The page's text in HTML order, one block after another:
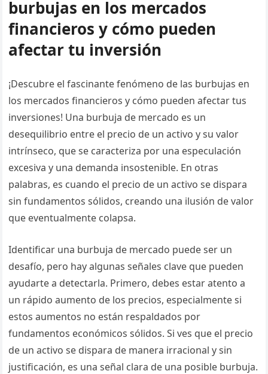
burbujas en los mercados
financieros y cómo pueden
afectar tu inversión
¡Descubre el fascinante fenómeno de las burbujas en
los mercados financieros y cómo pueden afectar tus
inversiones! Una burbuja de mercado es un
desequilibrio entre el precio de un activo y su valor
intrínseco, que se caracteriza por una especulación
excesiva y una demanda insostenible. En otras
palabras, es cuando el precio de un activo se dispara
sin fundamentos sólidos, creando una ilusión de valor
que eventualmente colapsa.
Identificar una burbuja de mercado puede ser un
desafío, pero hay algunas señales clave que pueden
ayudarte a detectarla. Primero, debes estar atento a
un rápido aumento de los precios, especialmente si
estos aumentos no están respaldados por
fundamentos económicos sólidos. Si ves que el precio
de un activo se dispara de manera irracional y sin
justificación, es una señal clara de una posible burbuja.